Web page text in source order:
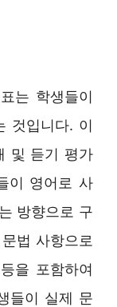
는 학생들이
것입니다. 이
및 듣기 평가
이 영어로 사
방향으로 구
법 사항으로
을 포함하여
들이 실제 문